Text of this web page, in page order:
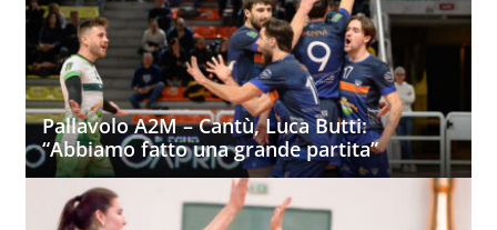
Pallavolo A2M – Cantù, Luca Butti:
“Abbiamo fatto una grande partita”